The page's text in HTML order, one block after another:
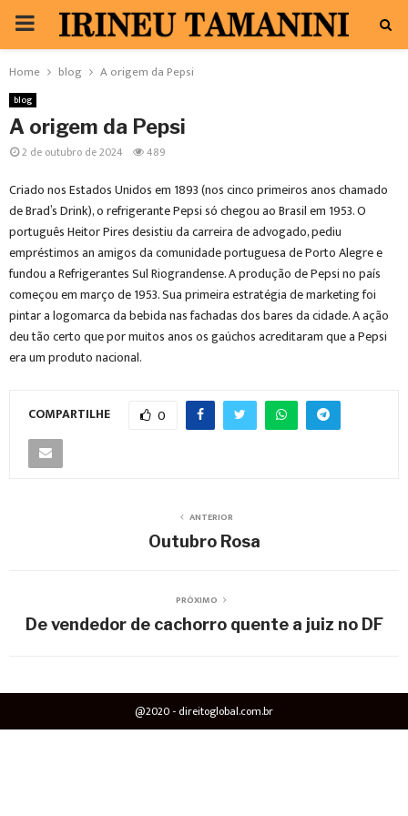
PRIMARY
MENU
Home blog A origem da Pepsi
blog
A origem da Pepsi
2 de outubro de 2024 489
Criado nos Estados Unidos em 1893 (nos cinco primeiros anos chamado
de Brad’s Drink), o refrigerante Pepsi só chegou ao Brasil em 1953. O
português Heitor Pires desistiu da carreira de advogado, pediu
empréstimos an amigos da comunidade portuguesa de Porto Alegre e
fundou a Refrigerantes Sul Riograndense. A produção de Pepsi no país
começou em março de 1953. Sua primeira estratégia de marketing foi
pintar a logomarca da bebida nas fachadas dos bares da cidade. A ação
deu tão certo que por muitos anos os gaúchos acreditaram que a Pepsi
era um produto nacional.
COMPARTILHE 0
ANTERIOR
Outubro Rosa
PRÓXIMO
De vendedor de cachorro quente a juiz no DF
@2020 - direitoglobal.com.br